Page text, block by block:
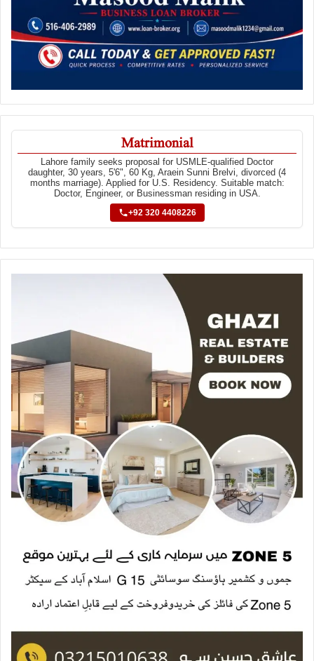
Matrimonial
Lahore family seeks proposal for USMLE-qualified Doctor
daughter, 30 years, 5'6", 60 Kg, Araein Sunni Brelvi, divorced (4
months marriage). Applied for U.S. Residency. Suitable match:
Doctor, Engineer, or Businessman residing in USA.
+92 320 4408226